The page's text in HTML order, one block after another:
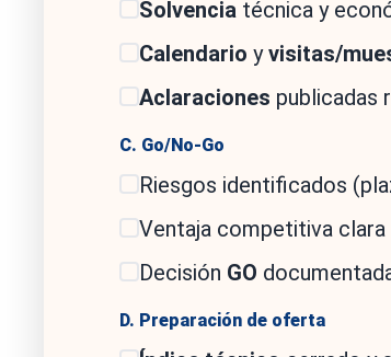
Solvenciatécnica y
Calendario yvisitas/
Aclaraciones publicadas
C. Go/No-Go
Riesgos identificados
Ventaja competitiva
Decisión GO
D. Preparación de oferta